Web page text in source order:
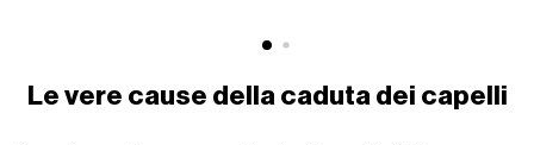
Le vere cause della caduta dei capelli